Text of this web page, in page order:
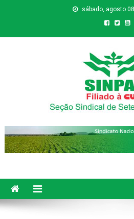
sábado, agosto
Sinpaf